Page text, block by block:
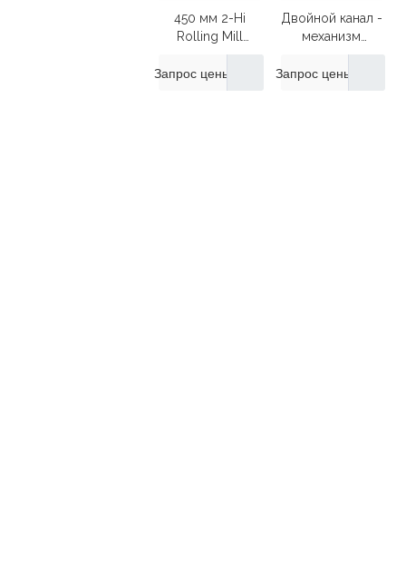
450 мм 2-Hi
Rolling Mill
【нижняя
регуляция】
Запрос цены
Двойной канал -
механизм
зарядки
охлаждающего
кровати
Запрос цены